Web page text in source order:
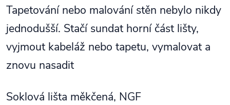
Tapetování nebo malování stěn nebylo nikdy
jednodušší. Stačí sundat horní část lišty,
vyjmout kabeláž nebo tapetu, vymalovat a
znovu nasadit
Soklová lišta měkčená, NGF